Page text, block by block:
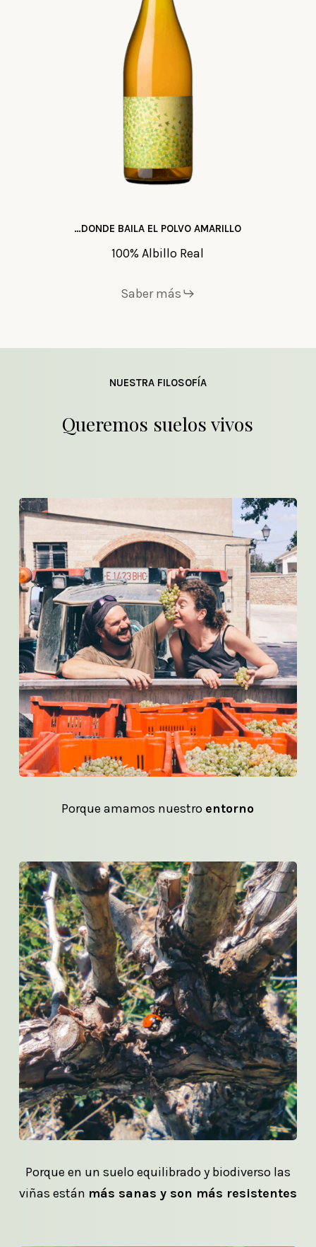
…DONDE BAILA EL POLVO AMARILLO
100% Albillo Real
Saber más
NUESTRA FILOSOFÍA
Queremos suelos vivos
Porque amamos nuestro entorno
Porque en un suelo equilibrado y biodiverso las
viñas están más sanas y son más resistentes